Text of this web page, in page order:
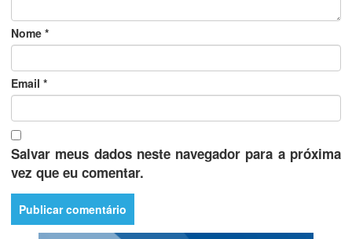
Nome *
Email *
Salvar meus dados neste navegador para a próxima
vez que eu comentar.